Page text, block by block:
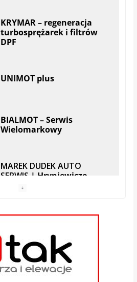
UNIMOT plus
BIALMOT – Serwis
MAREK DUDEK AUTO
| Hryniewicze
Serwis SKODA